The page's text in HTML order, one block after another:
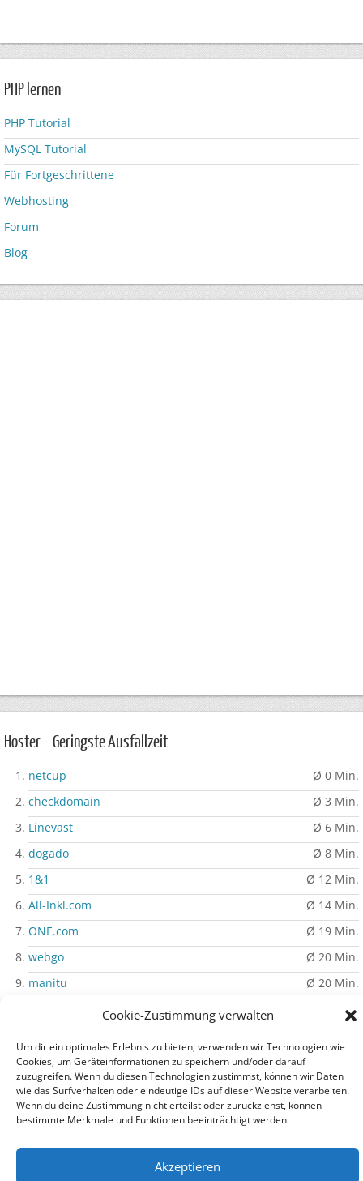
Cookie-Zustimmung verwalten
Um dir ein optimales Erlebnis zu bieten, verwenden wir Technologien wie
Cookies, um Geräteinformationen zu speichern und/oder darauf
zuzugreifen. Wenn du diesen Technologien zustimmst, können wir Daten
wie das Surfverhalten oder eindeutige IDs auf dieser Website verarbeiten.
Wenn du deine Zustimmung nicht erteilst oder zurückziehst, können
bestimmte Merkmale und Funktionen beeinträchtigt werden.
Akzeptieren
PHP lernen
PHP Tutorial
MySQL Tutorial
Für Fortgeschrittene
Webhosting
Forum
Blog
Hoster – Geringste Ausfallzeit
netcup
Ø 0 Min.
checkdomain
Ø 3 Min.
Linevast
Ø 6 Min.
dogado
Ø 8 Min.
1&1
Ø 12 Min.
All-Inkl.com
Ø 14 Min.
ONE.com
Ø 19 Min.
webgo
Ø 20 Min.
manitu
Ø 20 Min.
Ø 43 Min.
Impressum|Datenschutz|Auf PHP-Einfach.de werben
© PHP-Einfach.de 2003 - 2026